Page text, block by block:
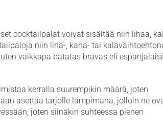
cocktailpalat voivat sisältää niin lihaa,
niin liha-, kana- tai
vaikkapa batatas bravas eli
kerralla suurempikin määrä, joten
asettaa tarjolle lämpimänä, jolloin ne
joten siinäkin suhteessa pienen